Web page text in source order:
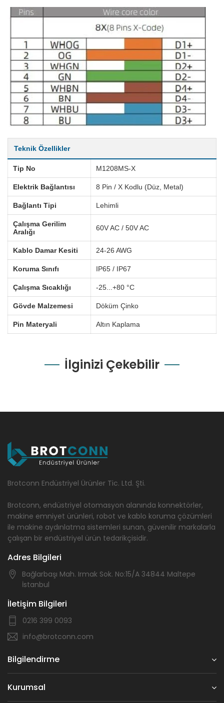
Teknik Özellikler
Tip No M1208MS-X
Elektrik Bağlantısı 8 Pin / X Kodlu (Düz, Metal)
Bağlantı Tipi Lehimli
Çalışma Gerilim
Aralığı
60V AC / 50V AC
Kablo Damar Kesiti 24-26 AWG
Koruma Sınıfı IP65 / IP67
Çalışma Sıcaklığı -25...+80 °C
Gövde Malzemesi Döküm Çinko
Pin Materyali Altın Kaplama
İlginizi Çekebilir
Brotconn Endüstriyel Ürünler Tic. Ltd. Şti.
Brotconn, endüstriyel otomasyon alanında konnektörler,
makine emniyet ürünleri, robot ve kablo koruma çözümleri
ile makine aydınlatma sistemleri sunan, güvenilir markalarla
çalışan bir endüstriyel ürün tedarikçisidir.
Adres Bilgileri
Bağlarbaşı Mah. Irmak Sok. No:15/A 34844 Maltepe
İstanbul
İletişim Bilgileri
0216 399 0093
info@brotconn.com
Bilgilendirme
Kurumsal